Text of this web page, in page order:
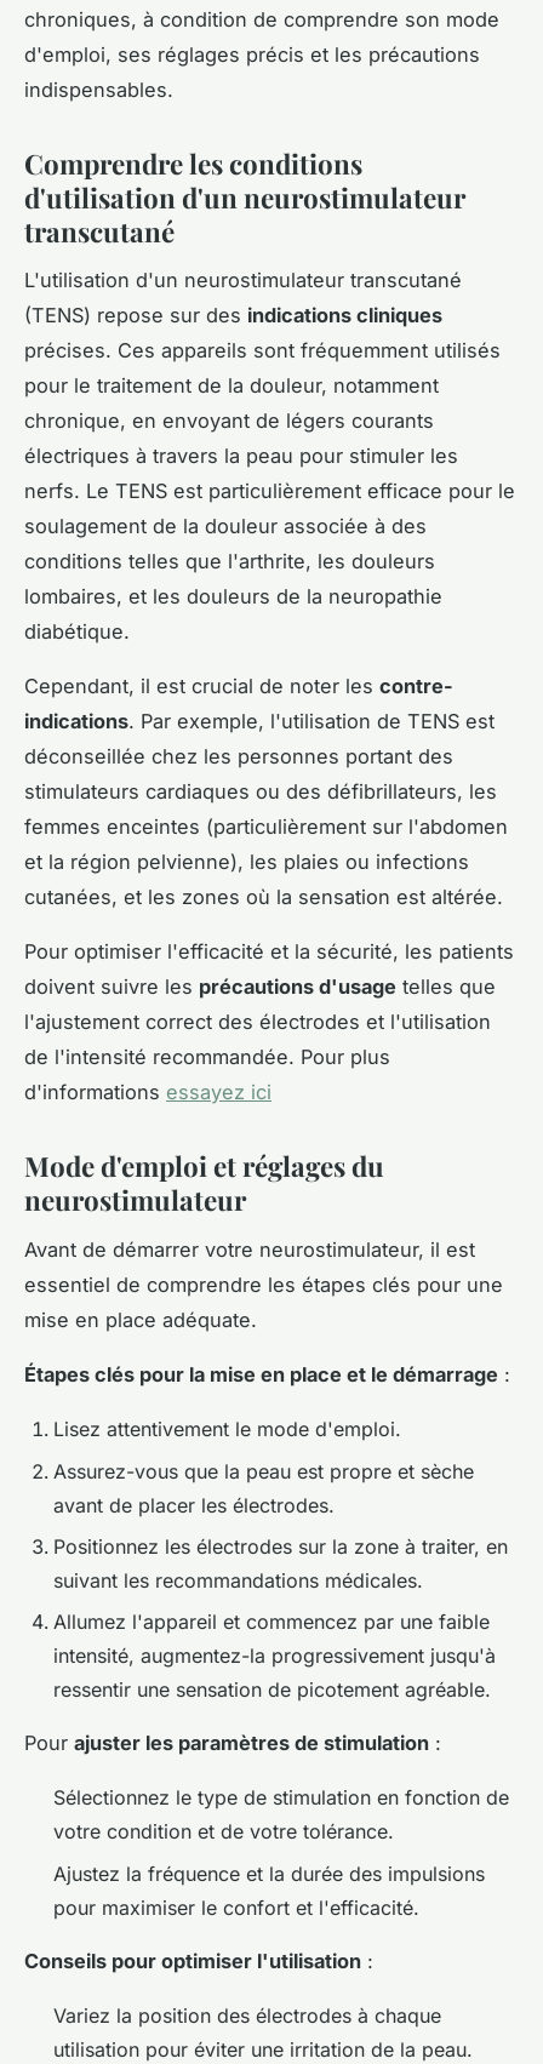
chroniques, à condition de comprendre son mode
d'emploi, ses réglages précis et les précautions
indispensables.
Comprendre les conditions
d'utilisation d'un neurostimulateur
transcutané
L'utilisation d'un neurostimulateur transcutané
(TENS) repose sur des indications cliniques
précises. Ces appareils sont fréquemment utilisés
pour le traitement de la douleur, notamment
chronique, en envoyant de légers courants
électriques à travers la peau pour stimuler les
nerfs. Le TENS est particulièrement efficace pour le
soulagement de la douleur associée à des
conditions telles que l'arthrite, les douleurs
lombaires, et les douleurs de la neuropathie
diabétique.
Cependant, il est crucial de noter les contre-
indications. Par exemple, l'utilisation de TENS est
déconseillée chez les personnes portant des
stimulateurs cardiaques ou des défibrillateurs, les
femmes enceintes (particulièrement sur l'abdomen
et la région pelvienne), les plaies ou infections
cutanées, et les zones où la sensation est altérée.
Pour optimiser l'efficacité et la sécurité, les patients
doivent suivre les précautions d'usage telles que
l'ajustement correct des électrodes et l'utilisation
de l'intensité recommandée. Pour plus
d'informations essayez ici
Mode d'emploi et réglages du
neurostimulateur
Avant de démarrer votre neurostimulateur, il est
essentiel de comprendre les étapes clés pour une
mise en place adéquate.
Étapes clés pour la mise en place et le démarrage :
Lisez attentivement le mode d'emploi.
Assurez-vous que la peau est propre et sèche
avant de placer les électrodes.
Positionnez les électrodes sur la zone à traiter, en
suivant les recommandations médicales.
Allumez l'appareil et commencez par une faible
intensité, augmentez-la progressivement jusqu'à
ressentir une sensation de picotement agréable.
Pour ajuster les paramètres de stimulation :
Sélectionnez le type de stimulation en fonction de
votre condition et de votre tolérance.
Ajustez la fréquence et la durée des impulsions
pour maximiser le confort et l'efficacité.
Conseils pour optimiser l'utilisation :
Variez la position des électrodes à chaque
utilisation pour éviter une irritation de la peau.